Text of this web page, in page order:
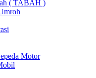
( TABAH )
Motor